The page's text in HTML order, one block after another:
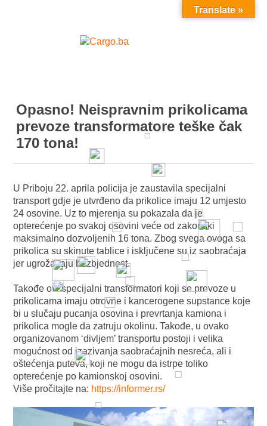
MENU
Opasno! Neispravnim prikolicama
prevoze transformatore teške čak
170 tona!
U Priboju 22. aprila policija je zaustavila specijalni
transport gdje je utvrđeno da prikolice imaju 12 umjesto
24 osovine. Uz to mjerenja su pokazala da je
opterećenje po svakoj osovini veće od zakonski
maksimalno dozvoljenih 16 tona. Zbog svega ovoga sa
prikolica su skinute tablice i isključene su iz saobraćaja
jer ugrožavaju bezbjednost.
Takođe ovi specijalni transformatori koji se prevoze u
prikolicama imaju otrovne i kancerogene supstance koje
bi u slučaju pucanja osovina i prevrtanja kamiona i
prikolica mogle da zatruju okolinu. Takođe, u ovako
organizovanom ‘divljem’ transportu postoji i velika
mogućnost od izazivanja saobraćajnih nesreća, ali i
oštećenja puteva, koji ne mogu da istrpe toliko
opterećenje po kamionskoj osovini.
Više pročitajte na: https://informer.rs/
Translate »